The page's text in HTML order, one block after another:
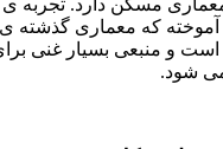
مسکن دارد. تجربه
آموخته که معماری گذشته
است و منبعی بسیار غنی
شود.